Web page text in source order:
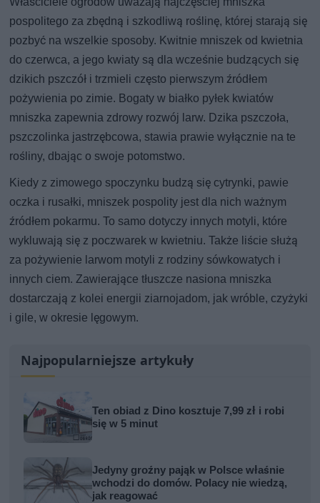
pospolitego za zbędną i szkodliwą roślinę, której starają się
pozbyć na wszelkie sposoby. Kwitnie mniszek od kwietnia
do czerwca, a jego kwiaty są dla wcześnie budzących się
dzikich pszczół i trzmieli często pierwszym źródłem
pożywienia po zimie. Bogaty w białko pyłek kwiatów
mniszka zapewnia zdrowy rozwój larw. Dzika pszczoła,
pszczolinka jastrzębcowa, stawia prawie wyłącznie na te
rośliny, dbając o swoje potomstwo.
Kiedy z zimowego spoczynku budzą się cytrynki, pawie
oczka i rusałki, mniszek pospolity jest dla nich ważnym
źródłem pokarmu. To samo dotyczy innych motyli, które
wykluwają się z poczwarek w kwietniu. Także liście służą
za pożywienie larwom motyli z rodziny sówkowatych i
innych ciem. Zawierające tłuszcze nasiona mniszka
dostarczają z kolei energii ziarnojadom, jak wróble, czyżyki
i gile, w okresie lęgowym.
Najpopularniejsze artykuły
Ten obiad z Dino kosztuje 7,99 zł i robi
się w 5 minut
Jedyny groźny pająk w Polsce właśnie
wchodzi do domów. Polacy nie wiedzą,
jak reagować